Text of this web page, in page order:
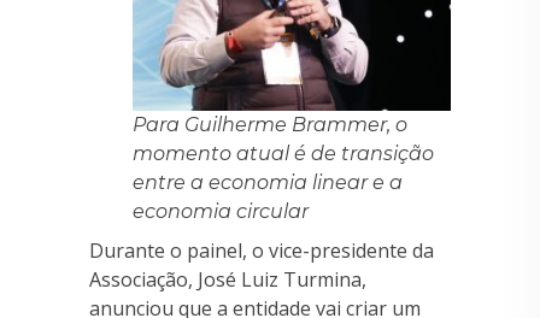
Para Guilherme Brammer, o
momento atual é de transição
entre a economia linear e a
economia circular
Durante o painel, o vice-presidente da
Associação, José Luiz Turmina,
anunciou que a entidade vai criar um